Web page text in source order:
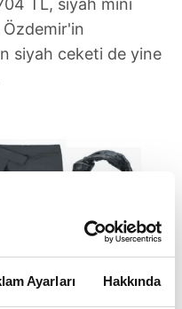
Ayarları Hakkında
TL, siyah mini
siyah ceketi de yine
ücreti. (Takvim